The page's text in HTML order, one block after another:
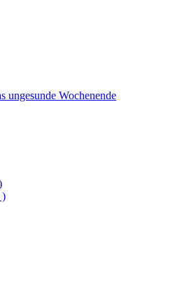
ungesunde Wochenende
)